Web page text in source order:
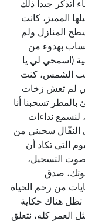
أتذكر جيداً ذلك
المميز، كانت
المنازل ولم
بهدوء من
(اسمحي لي يا
الشمس، كنت
لم تعش زخات
بالمطر تسحبنا أنا
لنسمع نداءات
النقّال سحبني من
التي تكاد أن
التسجيل،
صدق
من رحم الحياة
تظل هناك حكاية
العمر كله، نتعلق